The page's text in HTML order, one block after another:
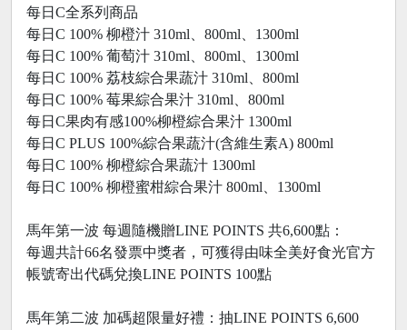
每日C全系列商品
每日C 100% 柳橙汁 310ml、800ml、1300ml
每日C 100% 葡萄汁 310ml、800ml、1300ml
每日C 100% 荔枝綜合果蔬汁 310ml、800ml
每日C 100% 莓果綜合果汁 310ml、800ml
每日C果肉有感100%柳橙綜合果汁 1300ml
每日C PLUS 100%綜合果蔬汁(含維生素A) 800ml
每日C 100% 柳橙綜合果蔬汁 1300ml
每日C 100% 柳橙蜜柑綜合果汁 800ml、1300ml
馬年第一波 每週隨機贈LINE POINTS 共6,600點：
每週共計66名發票中獎者，可獲得由味全美好食光官方
帳號寄出代碼兌換LINE POINTS 100點
馬年第二波 加碼超限量好禮：抽LINE POINTS 6,600